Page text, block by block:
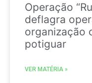
Operação
deflagra
organização
potiguar
VER MATÉRIA »